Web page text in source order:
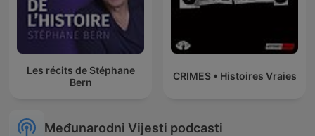
Les récits de Stéphane
Bern
CRIMES • Histoires Vraies
Međunarodni Vijesti podcasti